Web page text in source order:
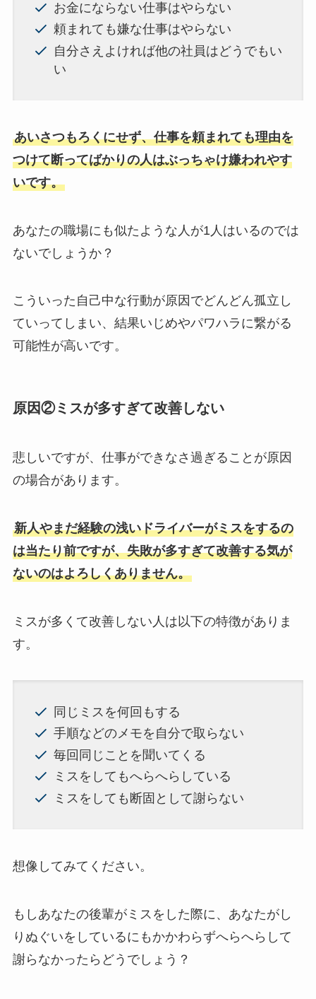
お金にならない仕事はやらない
頼まれても嫌な仕事はやらない
自分さえよければ他の社員はどうでもい
い
あいさつもろくにせず、仕事を頼まれても理由を
つけて断ってばかりの人はぶっちゃけ嫌われやす
いです。
あなたの職場にも似たような人が1人はいるのでは
ないでしょうか？
こういった自己中な行動が原因でどんどん孤立し
ていってしまい、結果いじめやパワハラに繋がる
可能性が高いです。
原因②ミスが多すぎて改善しない
悲しいですが、仕事ができなさ過ぎることが原因
の場合があります。
新人やまだ経験の浅いドライバーがミスをするの
は当たり前ですが、失敗が多すぎて改善する気が
ないのはよろしくありません。
ミスが多くて改善しない人は以下の特徴がありま
す。
同じミスを何回もする
手順などのメモを自分で取らない
毎回同じことを聞いてくる
ミスをしてもへらへらしている
ミスをしても断固として謝らない
想像してみてください。
もしあなたの後輩がミスをした際に、あなたがし
りぬぐいをしているにもかかわらずへらへらして
謝らなかったらどうでしょう？